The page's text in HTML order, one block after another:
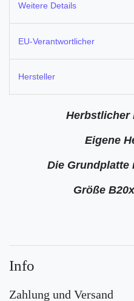
Weitere Details
EU-Verantwortlicher
Hersteller
Herbstlicher
Eigene
Die Grundplatte
Größe
Info
Zahlung und Versand